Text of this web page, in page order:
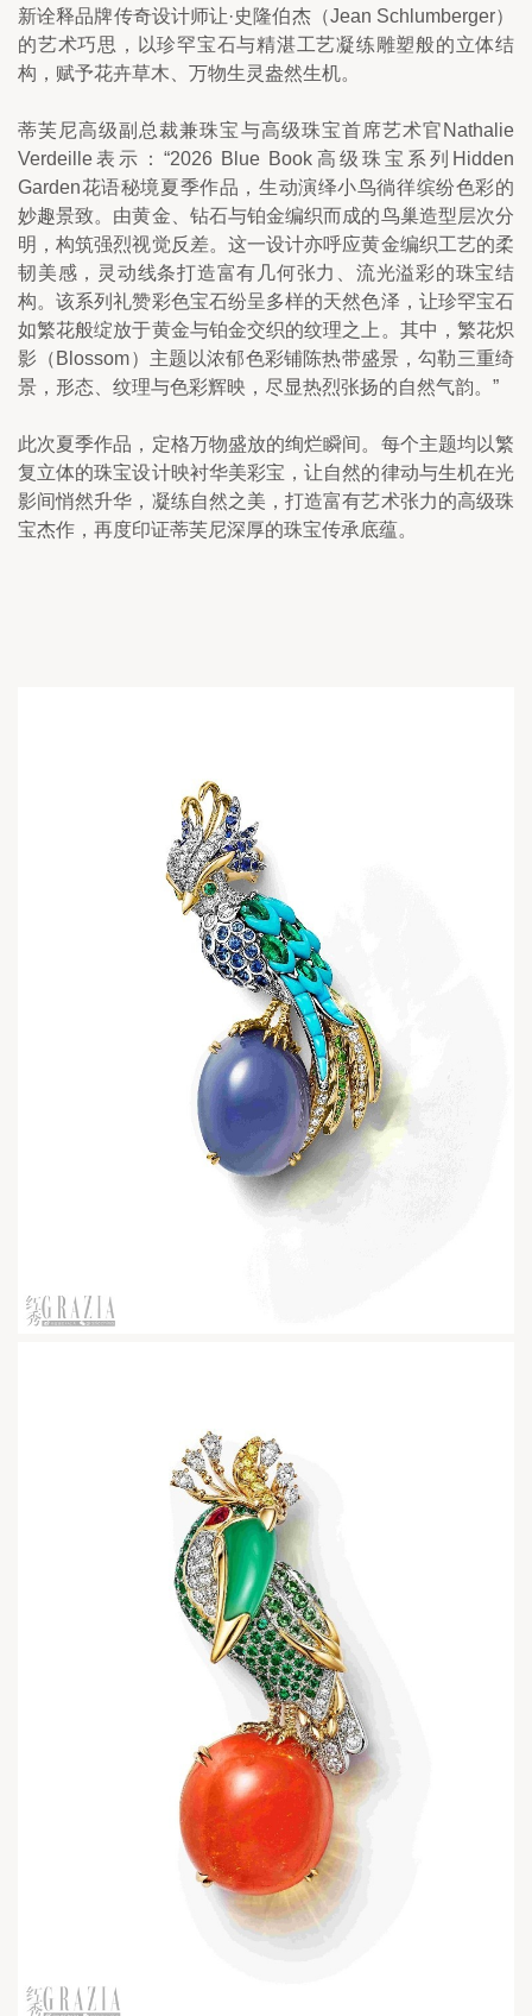
新诠释品牌传奇设计师让·史隆伯杰（Jean Schlumberger）
的艺术巧思，以珍罕宝石与精湛工艺凝练雕塑般的立体结
构，赋予花卉草木、万物生灵盎然生机。
蒂芙尼高级副总裁兼珠宝与高级珠宝首席艺术官Nathalie
Verdeille表示：“2026 Blue Book高级珠宝系列Hidden
Garden花语秘境夏季作品，生动演绎小鸟徜徉缤纷色彩的
妙趣景致。由黄金、钻石与铂金编织而成的鸟巢造型层次分
明，构筑强烈视觉反差。这一设计亦呼应黄金编织工艺的柔
韧美感，灵动线条打造富有几何张力、流光溢彩的珠宝结
构。该系列礼赞彩色宝石纷呈多样的天然色泽，让珍罕宝石
如繁花般绽放于黄金与铂金交织的纹理之上。其中，繁花炽
影（Blossom）主题以浓郁色彩铺陈热带盛景，勾勒三重绮
景，形态、纹理与色彩辉映，尽显热烈张扬的自然气韵。”
此次夏季作品，定格万物盛放的绚烂瞬间。每个主题均以繁
复立体的珠宝设计映衬华美彩宝，让自然的律动与生机在光
影间悄然升华，凝练自然之美，打造富有艺术张力的高级珠
宝杰作，再度印证蒂芙尼深厚的珠宝传承底蕴。